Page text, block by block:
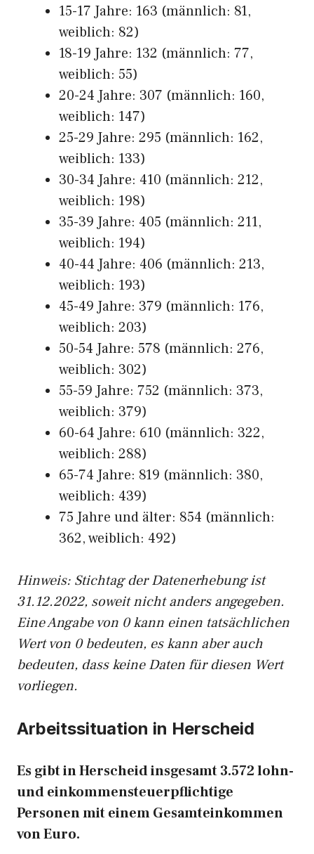
15-17 Jahre: 163 (männlich: 81,
weiblich: 82)
18-19 Jahre: 132 (männlich: 77,
weiblich: 55)
20-24 Jahre: 307 (männlich: 160,
weiblich: 147)
25-29 Jahre: 295 (männlich: 162,
weiblich: 133)
30-34 Jahre: 410 (männlich: 212,
weiblich: 198)
35-39 Jahre: 405 (männlich: 211,
weiblich: 194)
40-44 Jahre: 406 (männlich: 213,
weiblich: 193)
45-49 Jahre: 379 (männlich: 176,
weiblich: 203)
50-54 Jahre: 578 (männlich: 276,
weiblich: 302)
55-59 Jahre: 752 (männlich: 373,
weiblich: 379)
60-64 Jahre: 610 (männlich: 322,
weiblich: 288)
65-74 Jahre: 819 (männlich: 380,
weiblich: 439)
75 Jahre und älter: 854 (männlich:
362, weiblich: 492)
Hinweis: Stichtag der Datenerhebung ist
31.12.2022, soweit nicht anders angegeben.
Eine Angabe von 0 kann einen tatsächlichen
Wert von 0 bedeuten, es kann aber auch
bedeuten, dass keine Daten für diesen Wert
vorliegen.
Arbeitssituation in Herscheid
Es gibt in Herscheid insgesamt 3.572 lohn-
und einkommensteuerpflichtige
Personen mit einem Gesamteinkommen
von Euro.